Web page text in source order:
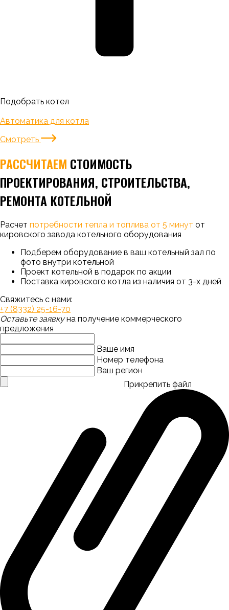
Подобрать котел
Автоматика для котла
Смотреть
РАССЧИТАЕМ СТОИМОСТЬ
ПРОЕКТИРОВАНИЯ, СТРОИТЕЛЬСТВА,
РЕМОНТА КОТЕЛЬНОЙ
Расчет потребности тепла и топлива от 5 минут от
кировского завода котельного оборудования
Подберем оборудование в ваш котельный зал по
фото внутри котельной
Проект котельной в подарок по акции
Поставка кировского котла из наличия от 3-х дней
Свяжитесь с нами:
+7 (8332) 25-16-70
Оставьте заявкуна получение коммерческого
предложения
Ваше имя
Номер телефона
Ваш регион
Прикрепить файл